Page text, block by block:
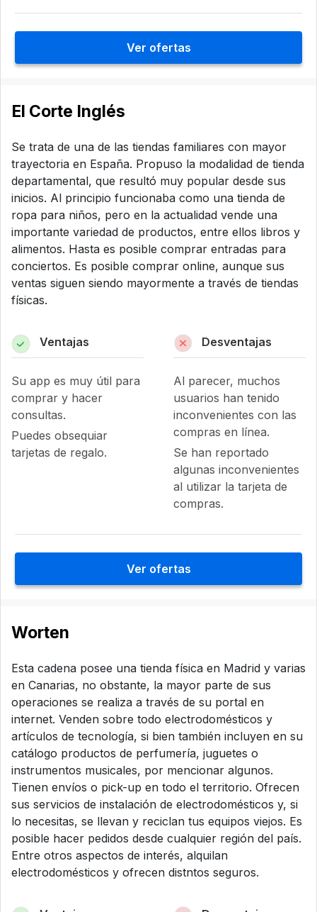
Ver ofertas
El Corte Inglés
Se trata de una de las tiendas familiares con mayor
trayectoria en España. Propuso la modalidad de tienda
departamental, que resultó muy popular desde sus
inicios. Al principio funcionaba como una tienda de
ropa para niños, pero en la actualidad vende una
importante variedad de productos, entre ellos libros y
alimentos. Hasta es posible comprar entradas para
conciertos. Es posible comprar online, aunque sus
ventas siguen siendo mayormente a través de tiendas
físicas.
Ventajas
Su app es muy útil para
comprar y hacer
consultas.
Puedes obsequiar
tarjetas de regalo.
Desventajas
Al parecer, muchos
usuarios han tenido
inconvenientes con las
compras en línea.
Se han reportado
algunas inconvenientes
al utilizar la tarjeta de
compras.
Ver ofertas
Worten
Esta cadena posee una tienda física en Madrid y varias
en Canarias, no obstante, la mayor parte de sus
operaciones se realiza a través de su portal en
internet. Venden sobre todo electrodomésticos y
artículos de tecnología, si bien también incluyen en su
catálogo productos de perfumería, juguetes o
instrumentos musicales, por mencionar algunos.
Tienen envíos o pick-up en todo el territorio. Ofrecen
sus servicios de instalación de electrodomésticos y, si
lo necesitas, se llevan y reciclan tus equipos viejos. Es
posible hacer pedidos desde cualquier región del país.
Entre otros aspectos de interés, alquilan
electrodomésticos y ofrecen distntos seguros.